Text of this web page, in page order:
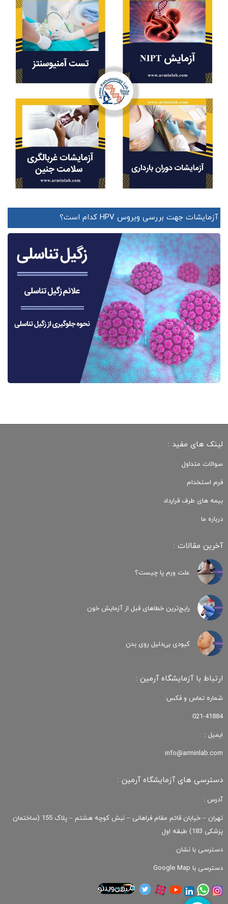
آزمایشات جهت بررسی ویروس HPV کدام است؟
لینک های مفید :
سوالات متداول
فرم استخدام
بیمه های طرف قرارداد
درباره ما
آخرین مقالات :
علت ورم پا چیست؟
رایج‌ترین خطاهای قبل از آزمایش خون
کبودی‌ بی‌دلیل روی بدن
ارتباط با آزمایشگاه آرمین :
شماره تماس و فکس:
021-41884
ایمیل :
info@arminlab.com
دسترسی های آزمایشگاه آرمین :
آدرس :
تهران – خیابان قائم مقام فراهانی – نبش کوچه هشتم – پلاک 155 (ساختمان
پزشکی 183) طبقه اول
دسترسی با نشان
دسترسی با Google Map